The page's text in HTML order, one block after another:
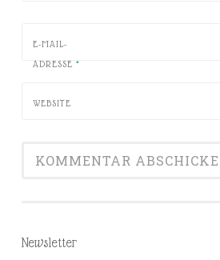
E-MAIL-
ADRESSE *
WEBSITE
Newsletter